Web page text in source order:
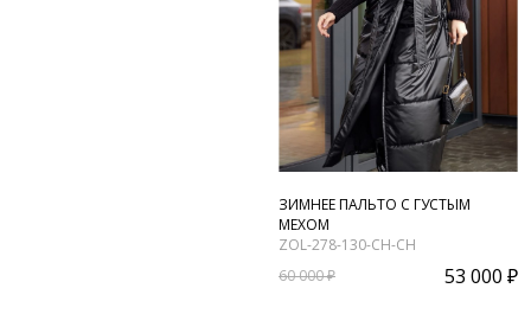
ЗИМНЕЕ ПАЛЬТО С ГУСТЫМ
МЕХОМ
ZOL-278-130-CH-CH
60 000 ₽
53 000 ₽